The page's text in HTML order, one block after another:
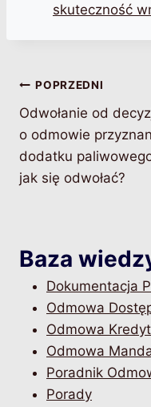
skuteczność
Nawigacja
wpisu
POPRZEDNI
Odwołanie od
o odmowie
dodatku
jak się odwołać?
Baza
Dokumentacja
Odmowa
Odmowa
Odmowa
Poradnik
Porady